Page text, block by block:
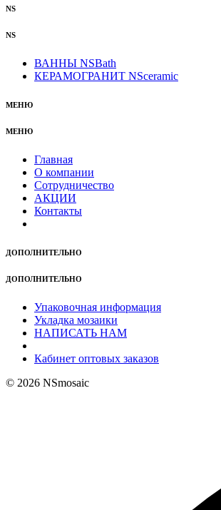
NS
NS
ВАННЫ NSBath
КЕРАМОГРАНИТ NSceramic
МЕНЮ
МЕНЮ
Главная
О компании
Сотрудничество
АКЦИИ
Контакты
ДОПОЛНИТЕЛЬНО
ДОПОЛНИТЕЛЬНО
Упаковочная информация
Укладка мозаики
НАПИСАТЬ НАМ
Кабинет оптовых заказов
© 2026 NSmosaic